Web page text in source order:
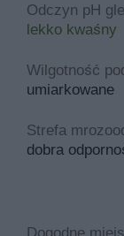
Odczyn pH
lekko kwaśny
Wilgotność
umiarkowane
Strefa
dobra
Dogodne